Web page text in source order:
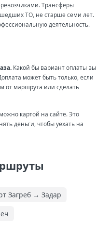
Трансферы
ТО, не старше семи лет.
деятельность.
Какой бы вариант оплаты вы
может быть только, если
от маршрута или сделать
картой на сайте. Это
деньги, чтобы уехать на
Загреб → Задар